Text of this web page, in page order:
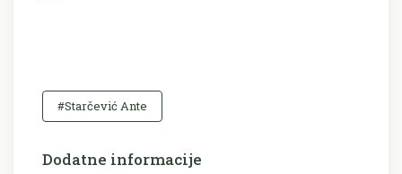
#Starčević Ante
Dodatne informacije